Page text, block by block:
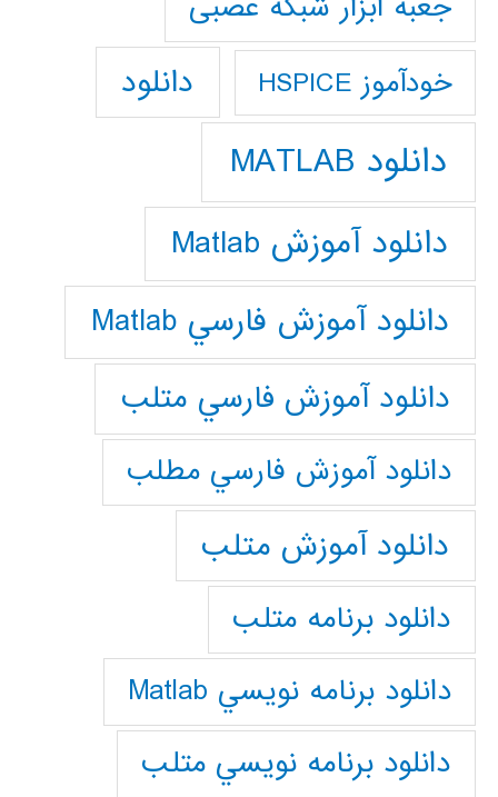
خودآموز HSPICE دانلود
دانلود MATLAB
دانلود آموزش Matlab
دانلود آموزش فارسي Matlab
دانلود آموزش فارسي متلب
دانلود آموزش فارسي مطلب
دانلود آموزش متلب
دانلود برنامه متلب
دانلود برنامه نويسي Matlab
دانلود برنامه نويسي متلب